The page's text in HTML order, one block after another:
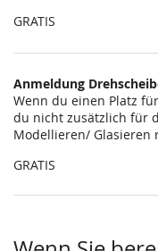
GRATIS
Anmeldung
Wenn du einen Platz
du nicht zusätzlich für
Modellieren/ Glasieren
GRATIS